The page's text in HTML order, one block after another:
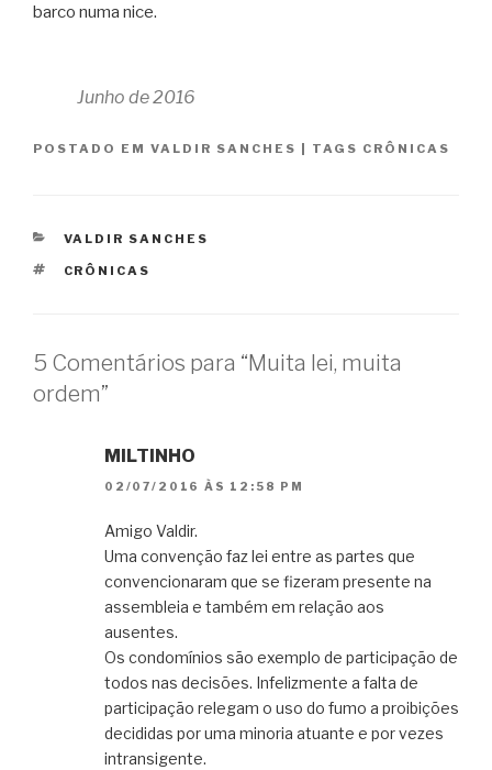
barco numa nice.
Junho de 2016
POSTADO EM VALDIR SANCHES TAGS CRÔNICAS
CATEGORIAS
VALDIR SANCHES
TAGS
CRÔNICAS
5 Comentários para “Muita lei, muita
ordem”
MILTINHO
02/07/2016 ÀS 12:58 PM
Amigo Valdir.
Uma convenção faz lei entre as partes que
convencionaram que se fizeram presente na
assembleia e também em relação aos
ausentes.
Os condomínios são exemplo de participação de
todos nas decisões. Infelizmente a falta de
participação relegam o uso do fumo a proibições
decididas por uma minoria atuante e por vezes
intransigente.